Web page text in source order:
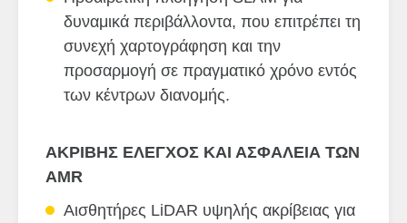
δυναμικά περιβάλλοντα, που επιτρέπει τη
συνεχή χαρτογράφηση και την
προσαρμογή σε πραγματικό χρόνο εντός
των κέντρων διανομής.
ΑΚΡΙΒΗΣ ΕΛΕΓΧΟΣ ΚΑΙ ΑΣΦΑΛΕΙΑ ΤΩΝ
AMR
Αισθητήρες LiDAR υψηλής ακρίβειας για